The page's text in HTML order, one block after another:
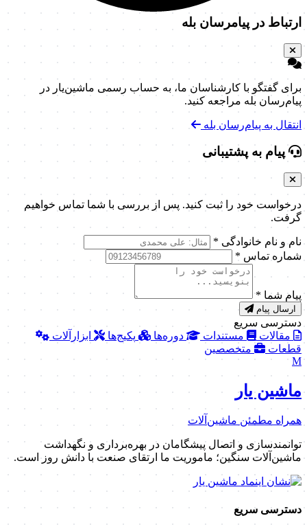
ارتباط در پیامرسان بله
برای گفتگو با کارشناسان ما، به حساب رسمی ماشین‌یار در
پیام‌رسان بله مراجعه کنید.
انتقال به پیام‌رسان بله
پیام به پشتیبانی
درخواست خود را ثبت کنید. پس از بررسی با شما تماس خواهیم
گرفت.
نام و نام خانوادگی *
شماره تماس *
پیام شما *
ارسال پیام
دسترسی سریع
مقالات
مستندات دوره‌ها پکیج‌ها
ابزارآلات
قطعات
متخصصین
M
ماشین یار
همراه مطمئن ماشین‌آلات
توانمندسازی و اتصال پیشگامان در بهره‌برداری و نگهداشت
ماشین‌آلات سنگین؛ ماموریت ما ارتقای صنعت با دانش روز است.
دسترسی سریع